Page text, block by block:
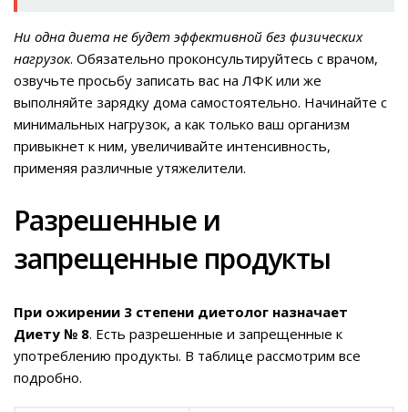
Ни одна диета не будет эффективной без физических
нагрузок. Обязательно проконсультируйтесь с врачом,
озвучьте просьбу записать вас на ЛФК или же
выполняйте зарядку дома самостоятельно. Начинайте с
минимальных нагрузок, а как только ваш организм
привыкнет к ним, увеличивайте интенсивность,
применяя различные утяжелители.
Разрешенные и
запрещенные продукты
При ожирении 3 степени диетолог назначает
Диету № 8. Есть разрешенные и запрещенные к
употреблению продукты. В таблице рассмотрим все
подробно.